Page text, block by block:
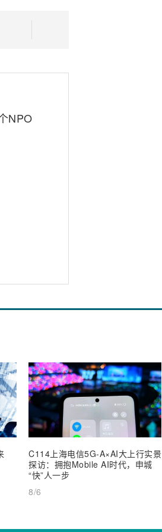
NPO
C114上海电信5G-A×AI大上行实景
探访：拥抱Mobile AI时代，申城
“快”人一步
8/6